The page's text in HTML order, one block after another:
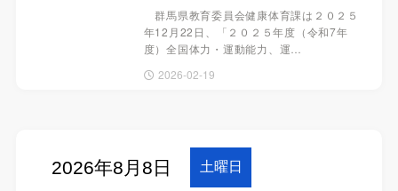
群馬県教育委員会健康体育課は２０２５
年12月22日、「２０２５年度（令和7年
度）全国体力・運動能力、運…
2026-02-19